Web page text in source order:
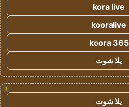
kora live
kooralive
koora 365
يلا شوت
!
يلا شوت